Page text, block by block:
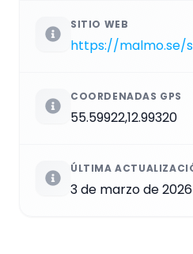
SITIO WEB
https://malmo.se/
COORDENADAS GPS
55.59922,12.99320
ÚLTIMA
3 de marzo de